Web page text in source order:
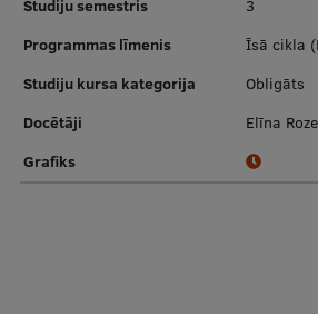
Starptautiskā sadarbība
Mobilitātes programmas
Studiju semestris
3
Programmas līmenis
Īsā cikla
Studiju kursa kategorija
Obligāts
Docētāji
Elīna Roze
Grafiks